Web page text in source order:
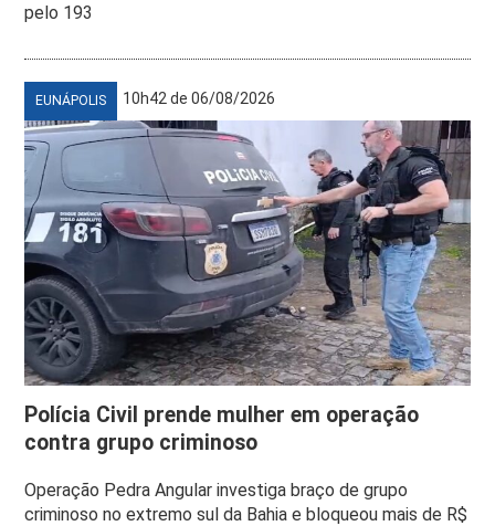
pelo 193
EUNÁPOLIS 10h42 de 06/08/2026
Polícia Civil prende mulher em operação
contra grupo criminoso
Operação Pedra Angular investiga braço de grupo
criminoso no extremo sul da Bahia e bloqueou mais de R$